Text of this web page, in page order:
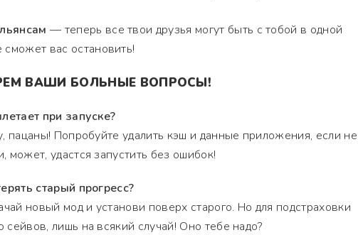
— теперь все твои друзья могут быть с тобой в одной
сможет вас остановить!
ВАШИ БОЛЬНЫЕ ВОПРОСЫ!
при запуске?
пацаны! Попробуйте удалить кэш и данные приложения, если не
может, удастся запустить без ошибок!
старый прогресс?
новый мод и установи поверх старого. Но для подстраховки
лишь на всякий случай! Оно тебе надо?